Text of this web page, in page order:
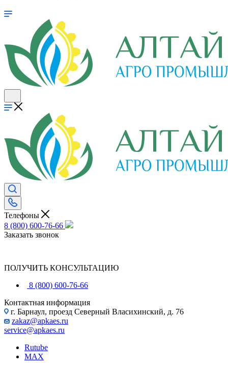
Телефоны
8 (800) 600-76-66
Заказать звонок
ПОЛУЧИТЬ КОНСУЛЬТАЦИЮ
8 (800) 600-76-66
Контактная информация
г. Барнаул, проезд Северный Власихинский, д. 76
zakaz@apkaes.ru
service@apkaes.ru
Rutube
MAX